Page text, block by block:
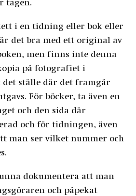
tagen.
i en tidning eller bok eller
det bra med ett original av
men finns inte denna
på fotografiet i
det ställe där det framgår
För böcker, ta även en
och den sida där
och för tidningen, även
man ser vilket nummer och
dokumentera att man
och påpekat